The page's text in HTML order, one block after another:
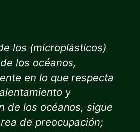
los (microplásticos)
los océanos,
en lo que respecta
y
de los océanos, sigue
de preocupación;